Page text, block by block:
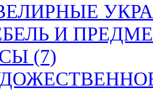
И
(7)